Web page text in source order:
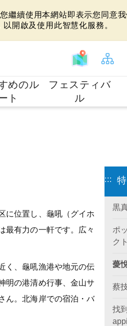
繼續使用本網站即表示您同意
開啟及使用此智慧化服務。
めのル
ト
フェスティバ
ル
に位置し、龜吼（グイホ
最有力の一軒です。広々
く、龜吼漁港や地元の伝
明の港清め行事、金山サ
ん。北海岸での宿泊・バ
:::
黒
ポ
ク
薆
蔡
找